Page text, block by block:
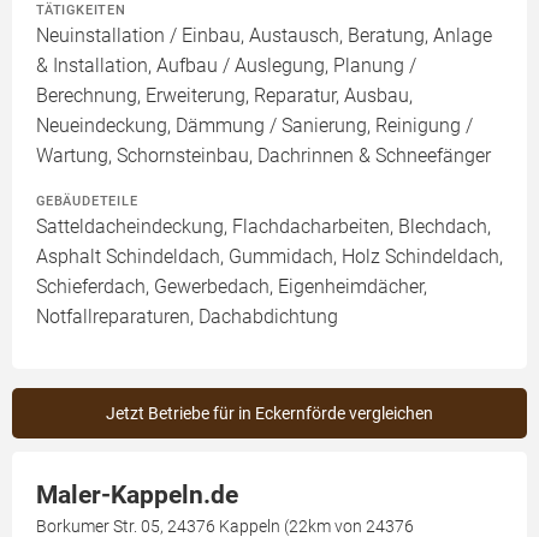
TÄTIGKEITEN
Neuinstallation / Einbau, Austausch, Beratung, Anlage
& Installation, Aufbau / Auslegung, Planung /
Berechnung, Erweiterung, Reparatur, Ausbau,
Neueindeckung, Dämmung / Sanierung, Reinigung /
Wartung, Schornsteinbau, Dachrinnen & Schneefänger
GEBÄUDETEILE
Satteldacheindeckung, Flachdacharbeiten, Blechdach,
Asphalt Schindeldach, Gummidach, Holz Schindeldach,
Schieferdach, Gewerbedach, Eigenheimdächer,
Notfallreparaturen, Dachabdichtung
Jetzt Betriebe für in Eckernförde vergleichen
Maler-Kappeln.de
Borkumer Str. 05, 24376 Kappeln (22km von 24376